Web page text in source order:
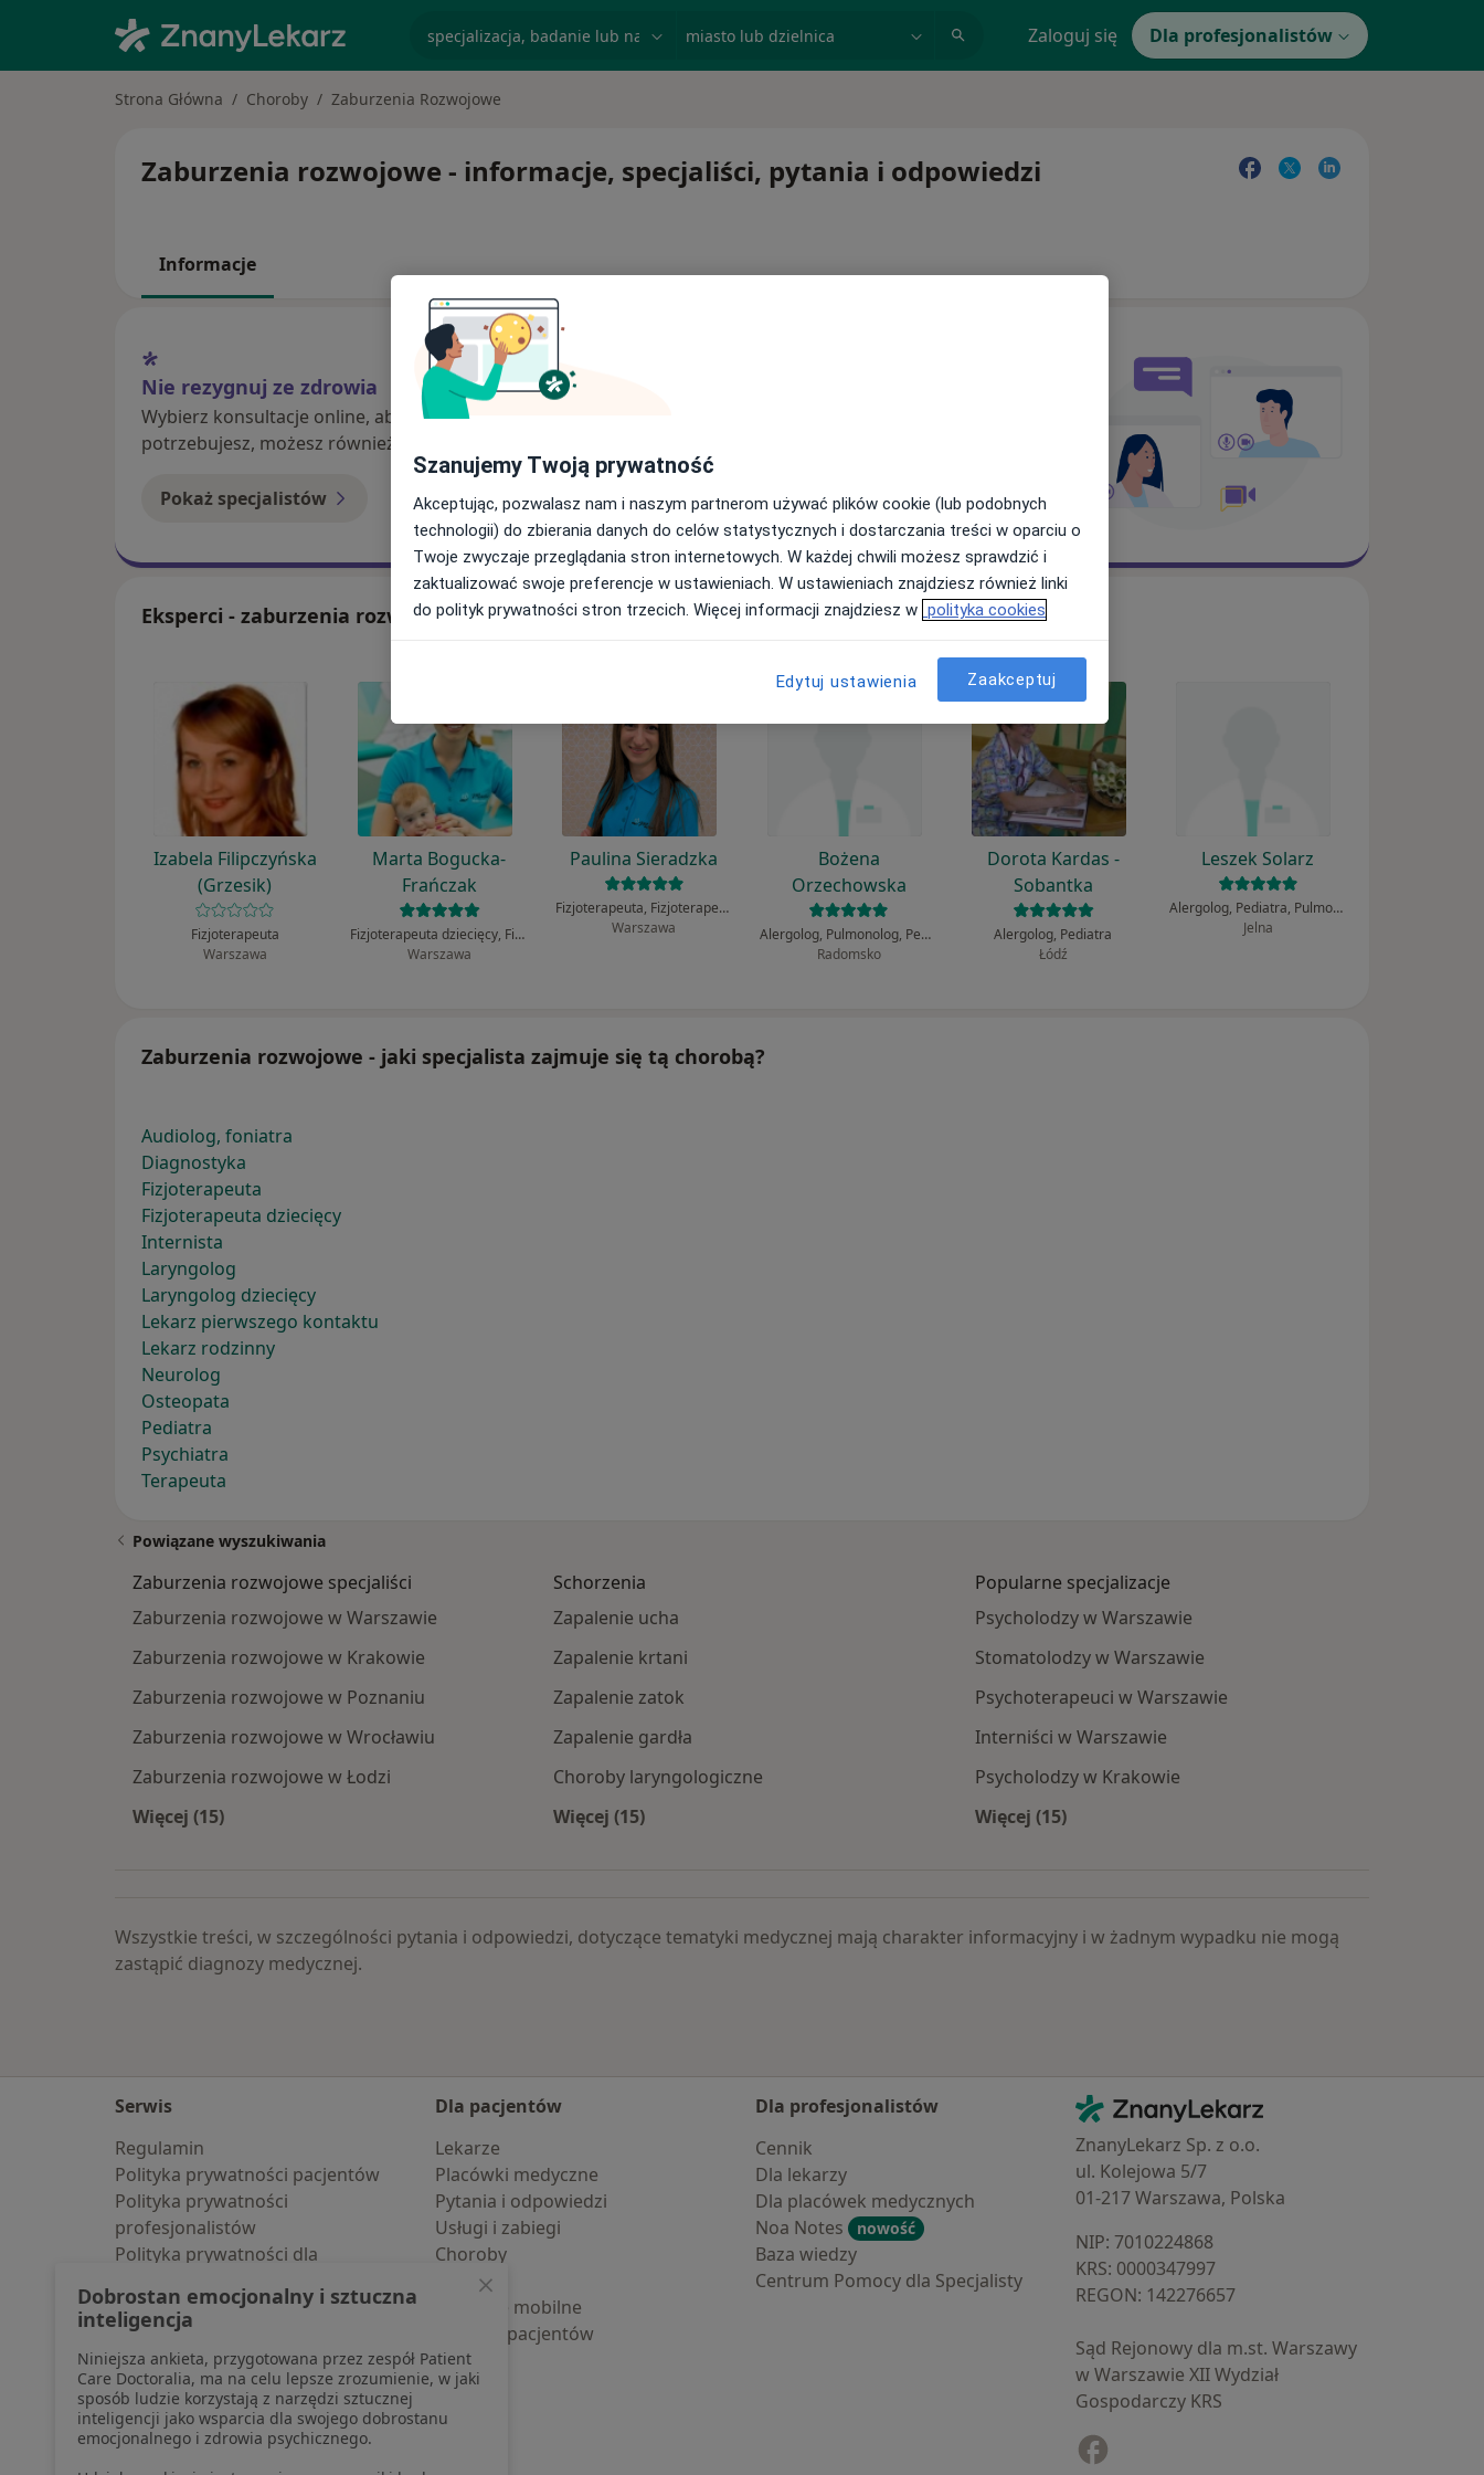
Zaloguj się Dla profesjonalistów
Strona Główna Choroby Zaburzenia Rozwojowe
Zaburzenia rozwojowe - informacje, specjaliści, pytania i odpowiedzi
Informacje
Nie rezygnuj ze zdrowia
Wybierz konsultacje online, aby rozpocząć lub kontynuować leczenie bez wychodzenia z domu. Jeśli
potrzebujesz, możesz również umówić wizytę w gabinecie.
Pokaż specjalistów Jak to działa?
Eksperci - zaburzenia rozwojowe
Izabela Filipczyńska
(Grzesik)
Fizjoterapeuta
Warszawa
Marta Bogucka-
Frańczak
Fizjoterapeuta dziecięcy, Fizjoterapeuta
Warszawa
Paulina Sieradzka
Fizjoterapeuta, Fizjoterapeuta dziecięcy
Warszawa
Bożena
Orzechowska
Alergolog, Pulmonolog, Pediatra
Radomsko
Dorota Kardas -
Sobantka
Alergolog, Pediatra
Łódź
Leszek Solarz
Alergolog, Pediatra, Pulmonolog
Jelna
Zaburzenia rozwojowe - jaki specjalista zajmuje się tą chorobą?
Audiolog, foniatra
Diagnostyka
Fizjoterapeuta
Fizjoterapeuta dziecięcy
Internista
Laryngolog
Laryngolog dziecięcy
Lekarz pierwszego kontaktu
Lekarz rodzinny
Neurolog
Osteopata
Pediatra
Psychiatra
Terapeuta
Powiązane wyszukiwania
Zaburzenia rozwojowe specjaliści
Zaburzenia rozwojowe w Warszawie
Zaburzenia rozwojowe w Krakowie
Zaburzenia rozwojowe w Poznaniu
Zaburzenia rozwojowe w Wrocławiu
Zaburzenia rozwojowe w Łodzi
Więcej (15)
Schorzenia
Zapalenie ucha
Zapalenie krtani
Zapalenie zatok
Zapalenie gardła
Choroby laryngologiczne
Więcej (15)
Popularne specjalizacje
Psycholodzy w Warszawie
Stomatolodzy w Warszawie
Psychoterapeuci w Warszawie
Interniści w Warszawie
Psycholodzy w Krakowie
Więcej (15)
Wszystkie treści, w szczególności pytania i odpowiedzi, dotyczące tematyki medycznej mają charakter informacyjny i w żadnym wypadku nie mogą
zastąpić diagnozy medycznej.
Serwis
Regulamin
Polityka prywatności pacjentów
Polityka prywatności
profesjonalistów
Polityka prywatności dla
pozyskaliśmy samodzielnie
Polityka cookies
Jak działają wyniki wyszukiwania
Dostępność
O nas
Praca Rekrutujemy!
Partnerzy
Dla pacjentów
Lekarze
Placówki medyczne
Pytania i odpowiedzi
Usługi i zabiegi
Choroby
Pomoc
Aplikacje mobilne
Blog dla pacjentów
Dla profesjonalistów
Cennik
Dla lekarzy
Dla placówek medycznych
Noa Notes
nowość
Baza wiedzy
Centrum Pomocy dla Specjalisty
Kontakt
ZnanyLekarz - Strona główna
ZnanyLekarz Sp. z o.o.
ul. Kolejowa 5/7
01-217 Warszawa, Polska
NIP: ⁠7010224868
KRS: ⁠0000347997
REGON: ⁠142276657
Sąd Rejonowy dla m.st. Warszawy
w Warszawie XII Wydział
Gospodarczy KRS
Szanujemy Twoją prywatność
Akceptując, pozwalasz nam i naszym partnerom używać plików cookie (lub podobnych
technologii) do zbierania danych do celów statystycznych i dostarczania treści w oparciu o
Twoje zwyczaje przeglądania stron internetowych. W każdej chwili możesz sprawdzić i
zaktualizować swoje preferencje w ustawieniach. W ustawieniach znajdziesz również linki
do polityk prywatności stron trzecich. Więcej informacji znajdziesz w polityka cookies
Edytuj ustawienia Zaakceptuj
Dobrostan emocjonalny i sztuczna
inteligencja
Niniejsza ankieta, przygotowana przez zespół Patient
Care Doctoralia, ma na celu lepsze zrozumienie, w jaki
sposób ludzie korzystają z narzędzi sztucznej
inteligencji jako wsparcia dla swojego dobrostanu
emocjonalnego i zdrowia psychicznego.